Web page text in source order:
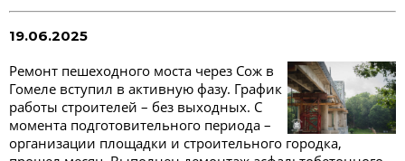
19.06.2025
Ремонт пешеходного моста через Сож в
Гомеле вступил в активную фазу. График
работы строителей – без выходных. С
момента подготовительного периода –
организации площадки и строительного городка,